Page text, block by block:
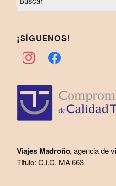
¡SÍGUENOS!
instagramfacebook
Viajes Madroño, agencia de
Título: C.I.C. MA 663